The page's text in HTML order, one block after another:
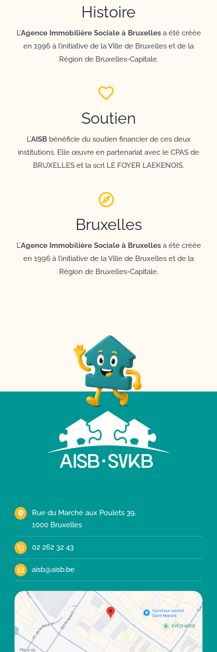
Histoire
L’Agence Immobilière Sociale à Bruxellesa été créée
en 1996 à l’initiative de la Ville de Bruxelles et de la
Région de Bruxelles-Capitale.
Soutien
L’AISBbénéficie du soutien financier de ces deux
institutions. Elle œuvre en partenariat avec le CPAS de
BRUXELLES et la scrl LE FOYER LAEKENOIS.
Bruxelles
L’Agence Immobilière Sociale à Bruxellesa été créée
en 1996 à l’initiative de la Ville de Bruxelles et de la
Région de Bruxelles-Capitale.
Rue du Marché aux Poulets 39,
1000 Bruxelles
02 262 32 43
aisb@aisb.be